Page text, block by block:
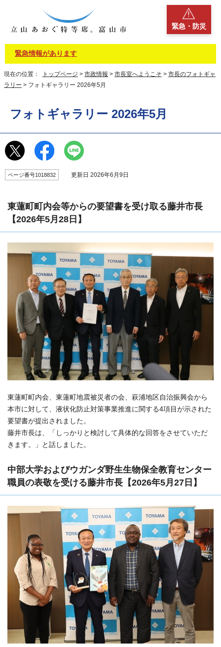
緊急・防災
緊急情報があります
現在の位置： トップページ > 市政情報 > 市長室へようこそ > 市長のフォトギャ
ラリー > フォトギャラリー 2026年5月
フォトギャラリー 2026年5月
ページ番号1018832 更新日 2026年6月9日
東蓮町町内会等からの要望書を受け取る藤井市長
【2026年5月28日】
東蓮町町内会、東蓮町地震被災者の会、萩浦地区自治振興会から
本市に対して、液状化防止対策事業推進に関する4項目が示された
要望書が提出されました。
藤井市長は、「しっかりと検討して具体的な回答をさせていただ
きます。」と話しました。
中部大学およびウガンダ野生生物保全教育センター
職員の表敬を受ける藤井市長【2026年5月27日】